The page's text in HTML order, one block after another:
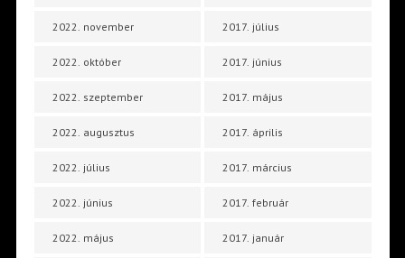
2022. november
2022. október
2022. szeptember
2022. augusztus
2022. július
2022. június
2022. május
2017. július
2017. június
2017. május
2017. április
2017. március
2017. február
2017. január